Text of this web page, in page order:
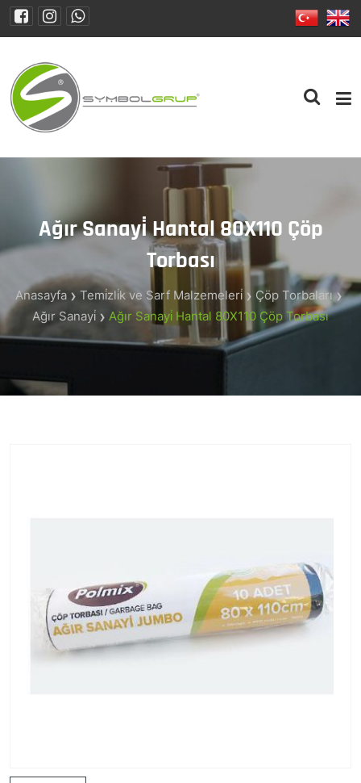
Ağır Sanayi̇ Hantal 80X110 Çöp
Torbası
Anasayfa Temi̇zli̇k ve Sarf Malzemeleri̇
Çöp Torbaları
Ağır Sanayi̇
Ağır Sanayi̇ Hantal 80X110 Çöp Torbası